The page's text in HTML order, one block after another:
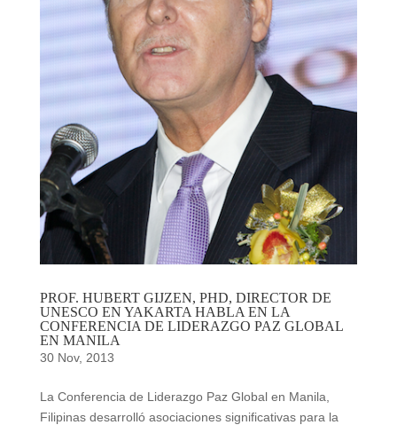
PROF. HUBERT GIJZEN, PHD, DIRECTOR DE
UNESCO EN YAKARTA HABLA EN LA
CONFERENCIA DE LIDERAZGO PAZ GLOBAL
EN MANILA
30 Nov, 2013
La Conferencia de Liderazgo Paz Global en Manila,
Filipinas desarrolló asociaciones significativas para la